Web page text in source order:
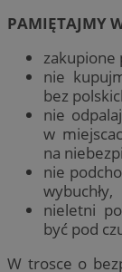
PAMIĘTAJMY
zakupione
nie
bez
nie
w
na
nie
wybuchły,
nieletni
być pod
W trosce o